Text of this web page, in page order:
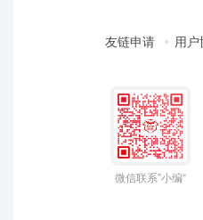
友链申请 用户
微信联系”小编“